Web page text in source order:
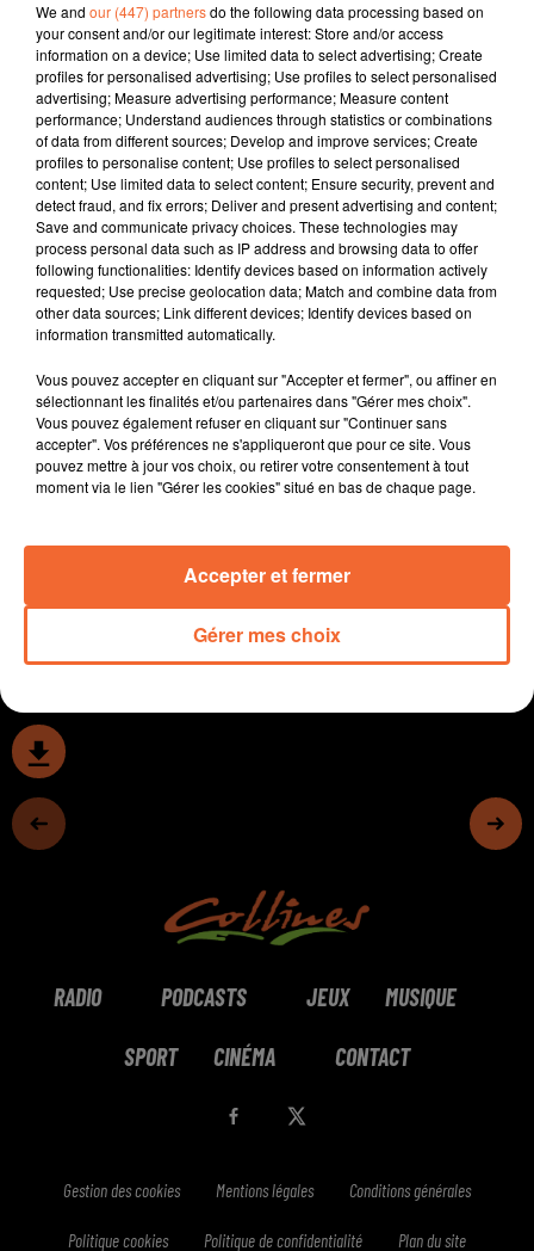
Patrice Bémanangy
L'info près de chez vous
Le RN grand vainqueur des Européennes avec avec
pour conséquence la décision du Président de la
République de dissoudre l'Assemblée Nationale. Le
député nord deux-sévrien Jean Marie Fiévet a décidé
de se représenter comme tous les autres
parlementaires sortants de notre département.
Que de souvenirs et de fierté au dojo de bressuire
samedi dernier où l'on célébrait les 60 ans du Judo
Club du Bocage Bressuirais en présence de Cyrille
Maret médaillé de bronze aux JO de Rio en 2016.
La cérémonie d'ouverture des Jeux Monsévriens hier
matin par l'athlète handisport Julie Chupin ( photo ) ...
coup d'envoi de toute une semaine d'animation
consacrée aux bienfaits du sport.
Bressuire ! Parmi les véhicules exposés, une Citroën de
RADIO PODCASTS JEUX MUSIQUE
SPORT CINÉMA CONTACT
Gestion des cookies Mentions légales Conditions générales
Politique cookies Politique de confidentialité Plan du site
We and our (447) partnersdo the following data processing based on
your consent and/or our legitimate interest: Store and/or access
information on a device; Use limited data to select advertising; Create
profiles for personalised advertising; Use profiles to select personalised
advertising; Measure advertising performance; Measure content
performance; Understand audiences through statistics or combinations
of data from different sources; Develop and improve services; Create
profiles to personalise content; Use profiles to select personalised
content; Use limited data to select content; Ensure security, prevent and
detect fraud, and fix errors; Deliver and present advertising and content;
Save and communicate privacy choices. These technologies may
process personal data such as IP address and browsing data to offer
following functionalities: Identify devices based on information actively
requested; Use precise geolocation data; Match and combine data from
other data sources; Link different devices; Identify devices based on
information transmitted automatically.
Vous pouvez accepter en cliquant sur "Accepter et fermer", ou affiner en
sélectionnant les finalités et/ou partenaires dans "Gérer mes choix".
Vous pouvez également refuser en cliquant sur "Continuer sans
accepter". Vos préférences ne s'appliqueront que pour ce site. Vous
pouvez mettre à jour vos choix, ou retirer votre consentement à tout
moment via le lien "Gérer les cookies" situé en bas de chaque page.
Gérer mes choix
Accepter et fermer